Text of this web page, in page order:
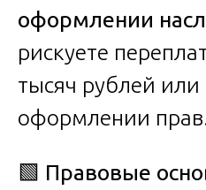
оформлении
рискуете
тысяч рублей или
оформлении
🟩 Правовые